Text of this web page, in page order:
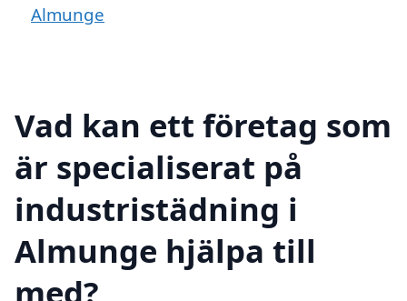
Almunge
Vad kan ett företag som
är specialiserat på
industristädning i
Almunge hjälpa till